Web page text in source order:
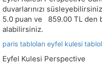
duvarlarınızı
5.0 puan ve 859.00 TL den
alabilirsiniz.
paris tabloları eyfel kulesi
Eyfel Kulesi Perspective